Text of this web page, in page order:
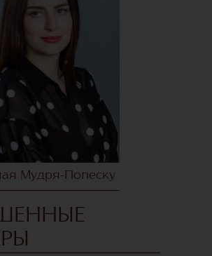
Мудря-Попеску